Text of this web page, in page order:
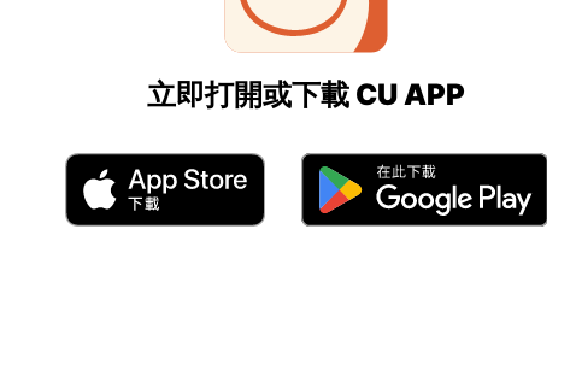
立即打開或下載 CU APP